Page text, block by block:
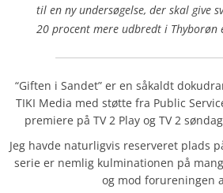
til en ny undersøgelse, der skal give
20 procent mere udbredt i Thyborøn
“Giften i Sandet” er en såkaldt
TIKI Media med støtte fra Public
premiere på TV 2 Play og TV 2
Jeg havde naturligvis reserveret plads
serie er nemlig kulminationen på
og mod forureningen